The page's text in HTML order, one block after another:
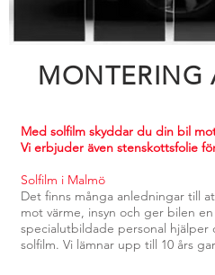
MONTERING
Med solfilm skyddar du din bil
Vi erbjuder även stenskottsfolie
Solfilm i Malmö
Det finns många anledningar till
mot värme, insyn och ger bilen
specialutbildade personal
solfilm. Vi lämnar upp till 10 års